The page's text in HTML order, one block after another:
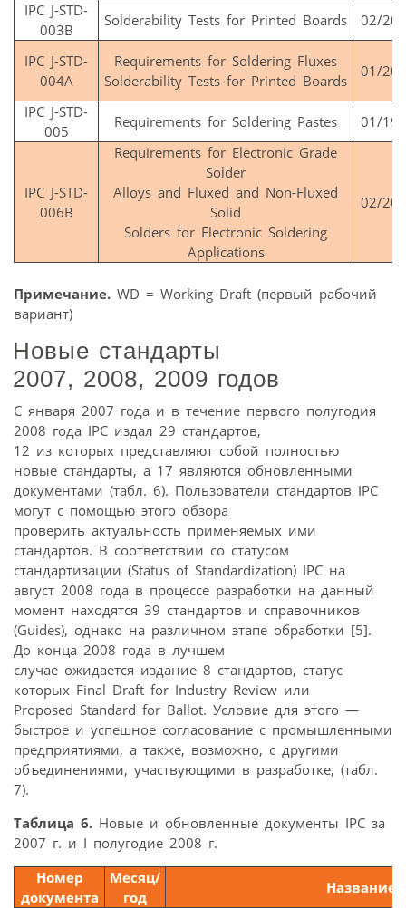
IPC J-STD-
003B
Solderability Tests for Printed Boards 02/
IPC J-STD-
004A
Requirements for Soldering Fluxes
Solderability Tests for Printed Boards
01/
IPC J-STD-
005
Requirements for Soldering Pastes 01/
IPC J-STD-
006B
Requirements for Electronic Grade
Solder
Alloys and Fluxed and Non-Fluxed
Solid
Solders for Electronic Soldering
Applications
02/
Примечание. WD = Working Draft (первый рабочий
вариант)
Новые стандарты
2007, 2008, 2009 годов
С января 2007 года и в течение первого полугодия
2008 года IPC издал 29 стандартов,
12 из которых представляют собой полностью
новые стандарты, а 17 являются обновленными
документами (табл. 6). Пользователи стандартов IPC
могут с помощью этого обзора
проверить актуальность применяемых ими
стандартов. В соответствии со статусом
стандартизации (Status of Standardization) IPC на
август 2008 года в процессе разработки на данный
момент находятся 39 стандартов и справочников
(Guides), однако на различном этапе обработки [5].
До конца 2008 года в лучшем
случае ожидается издание 8 стандартов, статус
которых Final Draft for Industry Review или
Proposed Standard for Ballot. Условие для этого —
быстрое и успешное согласование с промышленными
предприятиями, а также, возможно, с другими
объединениями, участвующими в разработке, (табл.
7).
Таблица 6. Новые и обновленные документы IPC за
2007 г. и I полугодие 2008 г.
Номер
документа
Месяц/
год
Название